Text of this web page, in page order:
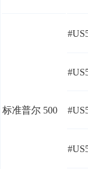
标准普尔 500